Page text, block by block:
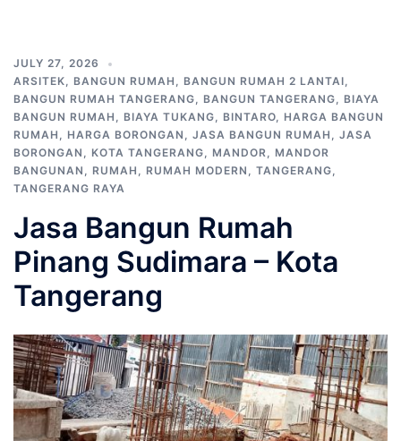
JULY 27, 2026
ARSITEK, BANGUN RUMAH , BANGUN RUMAH 2 LANTAI,
BANGUN RUMAH TANGERANG, BANGUN TANGERANG, BIAYA
BANGUN RUMAH , BIAYA TUKANG, BINTARO, HARGA BANGUN
RUMAH , HARGA BORONGAN , JASA BANGUN RUMAH , JASA
BORONGAN , KOTA TANGERANG, MANDOR, MANDOR
BANGUNAN , RUMAH , RUMAH MODERN , TANGERANG,
TANGERANG RAYA
Jasa Bangun Rumah
Pinang Sudimara – Kota
Tangerang